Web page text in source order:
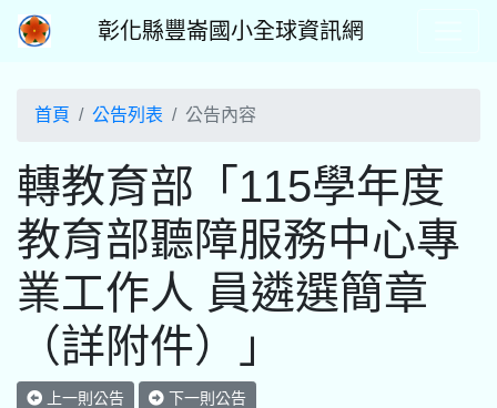
彰化縣豐崙國小全球資訊網
首頁 公告列表 公告內容
轉教育部「115學年度
教育部聽障服務中心專
業工作人 員遴選簡章
（詳附件）」
上一則公告 下一則公告